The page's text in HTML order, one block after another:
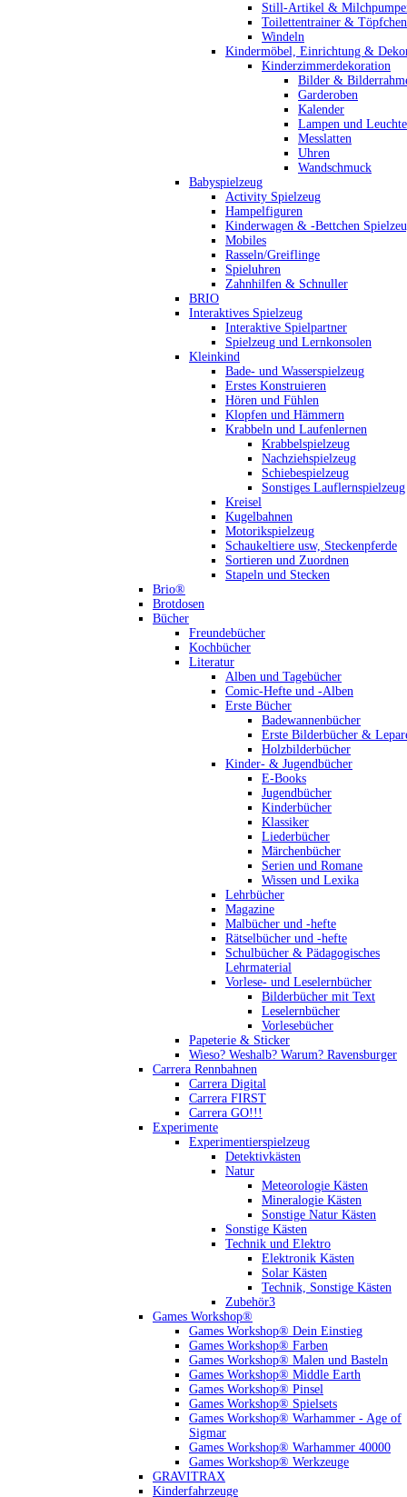
Still-Artikel &
Toilettentrainer & Töpfchen
Windeln
Kindermöbel, Einrichtung &
Kinderzimmerdekoration
Bilder &
Garderoben
Kalender
Lampen und
Messlatten
Uhren
Wandschmuck
Babyspielzeug
Activity Spielzeug
Hampelfiguren
Kinderwagen & -Bettchen
Mobiles
Rasseln/Greiflinge
Spieluhren
Zahnhilfen & Schnuller
BRIO
Interaktives Spielzeug
Interaktive Spielpartner
Spielzeug und Lernkonsolen
Kleinkind
Bade- und Wasserspielzeug
Erstes Konstruieren
Hören und Fühlen
Klopfen und Hämmern
Krabbeln und Laufenlernen
Krabbelspielzeug
Nachziehspielzeug
Schiebespielzeug
Sonstiges Lauflernspielzeug
Kreisel
Kugelbahnen
Motorikspielzeug
Schaukeltiere usw, Steckenpferde
Sortieren und Zuordnen
Stapeln und Stecken
Brio®
Brotdosen
Bücher
Freundebücher
Kochbücher
Literatur
Alben und Tagebücher
Comic-Hefte und -Alben
Erste Bücher
Badewannenbücher
Erste Bilderbücher &
Holzbilderbücher
Kinder- & Jugendbücher
E-Books
Jugendbücher
Kinderbücher
Klassiker
Liederbücher
Märchenbücher
Serien und Romane
Wissen und Lexika
Lehrbücher
Magazine
Malbücher und -hefte
Rätselbücher und -hefte
Schulbücher & Pädagogisches
Lehrmaterial
Vorlese- und Leselernbücher
Bilderbücher mit Text
Leselernbücher
Vorlesebücher
Papeterie & Sticker
Wieso? Weshalb? Warum? Ravensburger
Carrera Rennbahnen
Carrera Digital
Carrera FIRST
Carrera GO!!!
Experimente
Experimentierspielzeug
Detektivkästen
Natur
Meteorologie Kästen
Mineralogie Kästen
Sonstige Natur Kästen
Sonstige Kästen
Technik und Elektro
Elektronik Kästen
Solar Kästen
Technik, Sonstige Kästen
Zubehör3
Games Workshop®
Games Workshop® Dein Einstieg
Games Workshop® Farben
Games Workshop® Malen und Basteln
Games Workshop® Middle Earth
Games Workshop® Pinsel
Games Workshop® Spielsets
Games Workshop® Warhammer - Age of
Sigmar
Games Workshop® Warhammer 40000
Games Workshop® Werkzeuge
GRAVITRAX
Kinderfahrzeuge